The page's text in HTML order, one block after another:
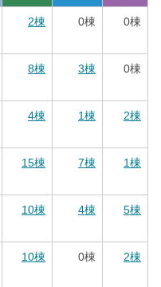
2棟 0棟 0棟
8棟 3棟 0棟
4棟 1棟 2棟
15棟 7棟 1棟
10棟 4棟 5棟
10棟 0棟 2棟